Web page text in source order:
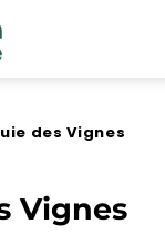
des Vignes
Vignes